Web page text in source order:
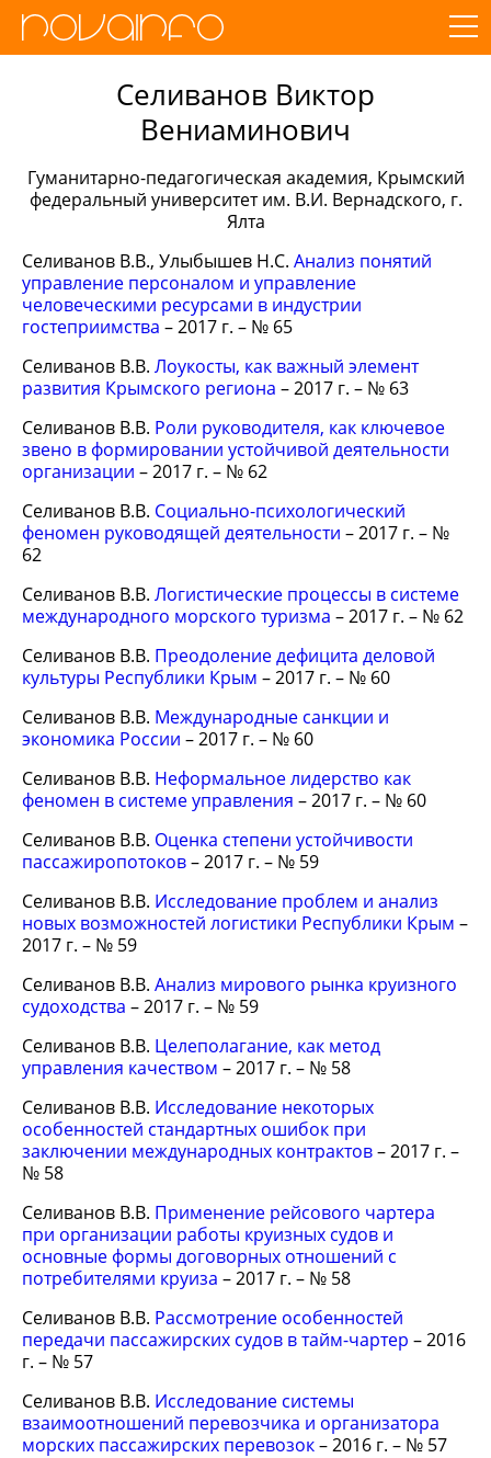
Селиванов Виктор
Вениаминович
Гуманитарно-педагогическая академия, Крымский
федеральный университет им. В.И. Вернадского, г.
Ялта
Селиванов В.В., Улыбышев Н.С. Анализ понятий
управление персоналом и управление
человеческими ресурсами в индустрии
гостеприимства – 2017 г. – № 65
Селиванов В.В. Лоукосты, как важный элемент
развития Крымского региона – 2017 г. – № 63
Селиванов В.В. Роли руководителя, как ключевое
звено в формировании устойчивой деятельности
организации – 2017 г. – № 62
Селиванов В.В. Социально-психологический
феномен руководящей деятельности – 2017 г. – №
62
Селиванов В.В. Логистические процессы в системе
международного морского туризма – 2017 г. – № 62
Селиванов В.В. Преодоление дефицита деловой
культуры Республики Крым – 2017 г. – № 60
Селиванов В.В. Международные санкции и
экономика России – 2017 г. – № 60
Селиванов В.В. Неформальное лидерство как
феномен в системе управления – 2017 г. – № 60
Селиванов В.В. Оценка степени устойчивости
пассажиропотоков– 2017 г. – № 59
Селиванов В.В. Исследование проблем и анализ
новых возможностей логистики Республики Крым –
2017 г. – № 59
Селиванов В.В. Анализ мирового рынка круизного
судоходства – 2017 г. – № 59
Селиванов В.В. Целеполагание, как метод
управления качеством – 2017 г. – № 58
Селиванов В.В. Исследование некоторых
особенностей стандартных ошибок при
заключении международных контрактов– 2017 г. –
№ 58
Селиванов В.В. Применение рейсового чартера
при организации работы круизных судов и
основные формы договорных отношений с
потребителями круиза – 2017 г. – № 58
Селиванов В.В. Рассмотрение особенностей
передачи пассажирских судов в тайм-чартер – 2016
г. – № 57
Селиванов В.В. Исследование системы
взаимоотношений перевозчика и организатора
морских пассажирских перевозок– 2016 г. – № 57